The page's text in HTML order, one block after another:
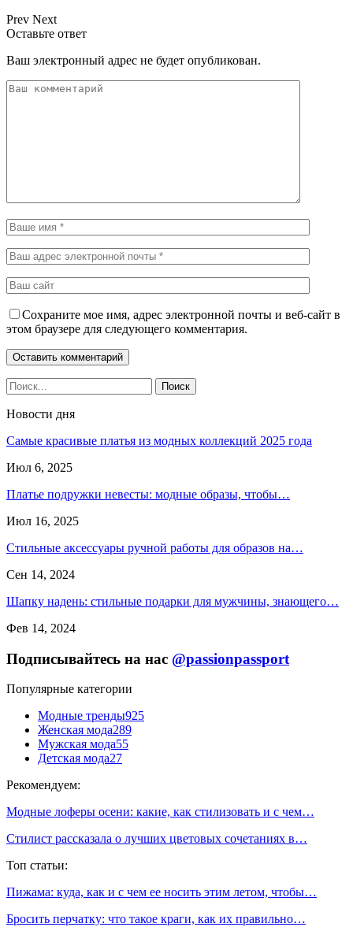
Prev Next
Оставьте ответ
Ваш электронный адрес не будет опубликован.
Сохраните мое имя, адрес электронной почты и веб-сайт в
этом браузере для следующего комментария.
Новости дня
Самые красивые платья из модных коллекций 2025 года
Июл 6, 2025
Платье подружки невесты: модные образы, чтобы…
Июл 16, 2025
Стильные аксессуары ручной работы для образов на…
Сен 14, 2024
Шапку надень: стильные подарки для мужчины, знающего…
Фев 14, 2024
Подписывайтесь на нас @passionpassport
Популярные категории
Модные тренды925
Женская мода289
Мужская мода55
Детская мода27
Рекомендуем:
Модные лоферы осени: какие, как стилизовать и с чем…
Стилист рассказала о лучших цветовых сочетаниях в…
Топ статьи:
Пижама: куда, как и с чем ее носить этим летом, чтобы…
Бросить перчатку: что такое краги, как их правильно…